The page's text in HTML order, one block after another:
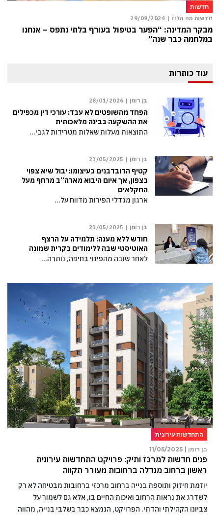
חדשות
חדשות מה הלוז | 29/09/2024
מבקר המדינה: “הפער בטיפול בעורף בלתי נתפס – אנחנו
במלחמה כבר שנה”
עוד כותרות
בן רומן | 28/01/2026
הפחד מהשופטים לא עבד: עורכי דין מכפילים
את ההשקעה בבינה מלאכותית
התוצאות מעלות שאלות מטרידות לגבי…
בן רומן | 21/05/2025
קטיף הדובדבנים בעיצומו: יבול שיא צפוי
בצפון, אך איום היבוא מארה”ב מרחף מעל
החקלאים
ארגון מגדלי הפירות מדווח על…
בן רומן | 21/05/2025
חודש ללא מענה: תלמידה על הרצף
האוטיסטי שבה ללימודים בקרית שמונה
לאחר שובה מהפינוי בחיפה, נותרה…
התחדשות עירונית
בן רומן |
11/05/2025
פנים חדשות למרכז ותיק: פרויקט התחדשות עירונית
ראשון ברחוב מנדלה ברחובות מעורר תקווה
יוזמת חיזוק ותוספת בנייה ברחוב מרכזי ברחובות מבטיחה לא רק
לשדרג את נראות הרחוב ואיכות החיים בו, אלא גם לשמור על
צביונו הקהילתי והדתי. הפרויקט, הנמצא כבר בשלבי בנייה, מהווה